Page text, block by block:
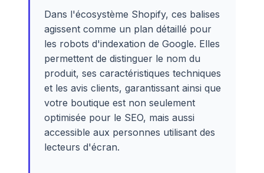
Dans l'écosystème Shopify, ces balises
agissent comme un plan détaillé pour
les robots d'indexation de Google. Elles
permettent de distinguer le nom du
produit, ses caractéristiques techniques
et les avis clients, garantissant ainsi que
votre boutique est non seulement
optimisée pour le SEO, mais aussi
accessible aux personnes utilisant des
lecteurs d'écran.